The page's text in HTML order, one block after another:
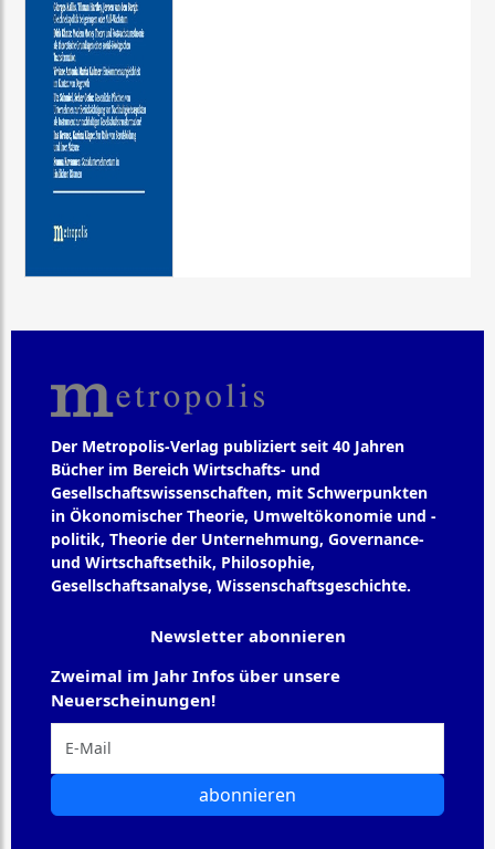
Der Metropolis-Verlag publiziert seit 40 Jahren
Bücher im Bereich Wirtschafts- und
Gesellschaftswissenschaften, mit Schwerpunkten
in Ökonomischer Theorie, Umweltökonomie und -
politik, Theorie der Unternehmung, Governance-
und Wirtschaftsethik, Philosophie,
Gesellschaftsanalyse, Wissenschaftsgeschichte.
Newsletter abonnieren
Zweimal im Jahr Infos über unsere
Neuerscheinungen!
abonnieren